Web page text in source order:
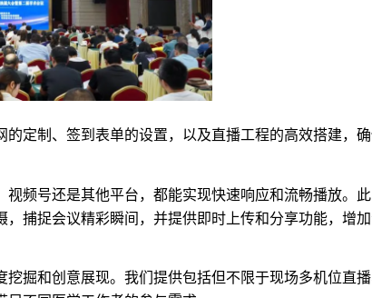
定制、签到表单的设置，以及直播工程的高效搭建，
频号还是其他平台，都能实现快速响应和流畅播放。此
捕捉会议精彩瞬间，并提供即时上传和分享功能，增
掘和创意展现。我们提供包括但不限于现场多机位直播